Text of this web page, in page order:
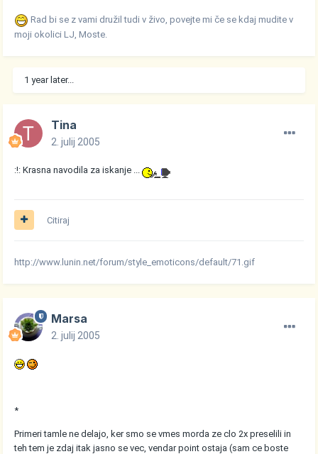
Rad bi se z vami družil tudi v živo, povejte mi če se kdaj mudite v
moji okolici LJ, Moste.
1 year later...
Tina
2. julij 2005
:!: Krasna navodila za iskanje ...
Citiraj
http://www.lunin.net/forum/style_emoticons/default/71.gif
Marsa
2. julij 2005
*
Primeri tamle ne delajo, ker smo se vmes morda ze clo 2x preselili in
teh tem je zdaj itak jasno se vec, vendar point ostaja (sam ce boste